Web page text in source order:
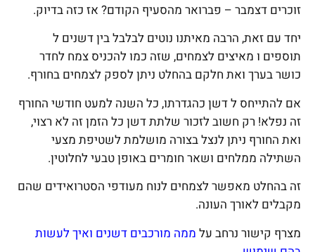
זוכרים דצמבר – פברואר מהסעיף הקודם? אז כזה בדיוק.
יחד עם זאת, הרבה מאיתנו נוטים לבלבל בין דשנים ל
תוספים ו מאיצים לצמחים, שזה כמו להכניס צמח לחדר
כושר בערך ואת חלקם בהחלט ניתן לספק לצמחים בחורף.
אם להתייחס ל דשן כהגדרתו, כל השנה למעט חודשי החורף
זה נפלא! רק חשוב לזכור שלתת דשן כל הזמן זה לא רצוי,
ואת החורף ניתן לנצל בצורה מושלמת לשטיפת מצעי
השתילה ממלחים ושאר חומרים באופן טבעי לחלוטין.
זה בהחלט מאפשר לצמחים לנוח מעודפי הסטרואידים שהם
מקבלים לאורך העונה.
מצרף קישור נרחב על ממה מורכבים דשנים ואיך לעשות